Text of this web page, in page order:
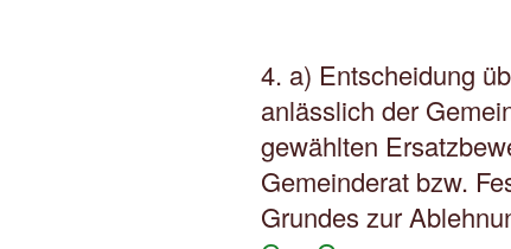
4. a) Entscheidung
anlässlich der
gewählten
Gemeinderat bzw.
Grundes zur